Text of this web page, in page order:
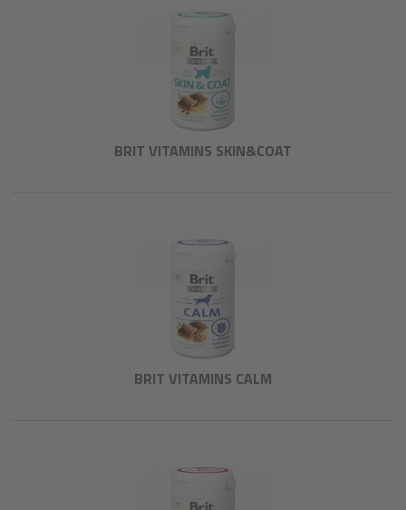
BRIT VITAMINS SKIN&COAT
BRIT VITAMINS CALM